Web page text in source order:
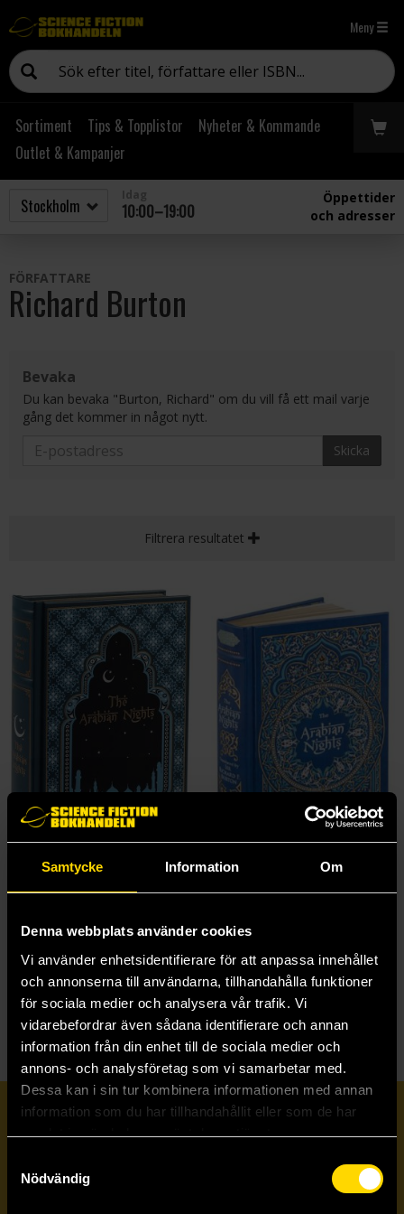
Samtycke Information Om
Denna webbplats använder cookies
Vi använder enhetsidentifierare för att anpassa innehållet
och annonserna till användarna, tillhandahålla funktioner
för sociala medier och analysera vår trafik. Vi
vidarebefordrar även sådana identifierare och annan
information från din enhet till de sociala medier och
annons- och analysföretag som vi samarbetar med.
Dessa kan i sin tur kombinera informationen med annan
information som du har tillhandahållit eller som de har
samlat in när du har använt deras tjänster.
Nödvändig
Meny
Sortiment Tips & Topplistor
Nyheter & Kommande
Outlet & Kampanjer
10:00–19:00
Öppettider
och adresser
FÖRFATTARE
Richard Burton
Bevaka
Du kan bevaka "Burton, Richard" om du vill få ett mail varje
gång det kommer in något nytt.
Skicka
Filtrera resultatet
299 kr
Beställ
499 kr
Läs mer
Prenumerera på vårt nyhetsbrev